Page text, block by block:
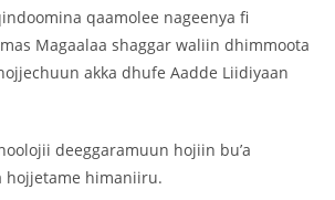
qaamolee nageenya fi
Magaalaa shaggar waliin dhimmoota
akka dhufe Aadde Liidiyaan
deeggaramuun hojiin bu’a
hojjetame himaniiru.